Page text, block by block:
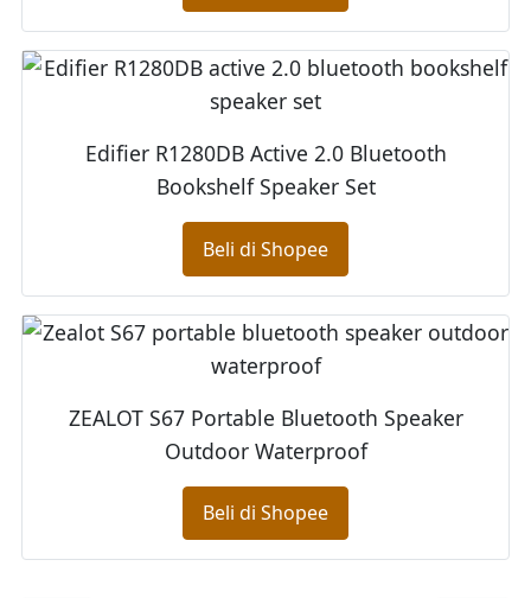
Edifier R1280DB Active 2.0 Bluetooth
Bookshelf Speaker Set
Beli di Shopee
ZEALOT S67 Portable Bluetooth Speaker
Outdoor Waterproof
Beli di Shopee